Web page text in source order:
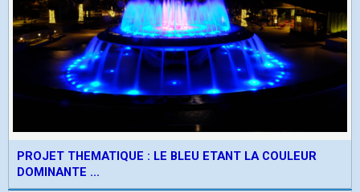
PROJET THEMATIQUE : LE BLEU ETANT LA COULEUR
DOMINANTE ...